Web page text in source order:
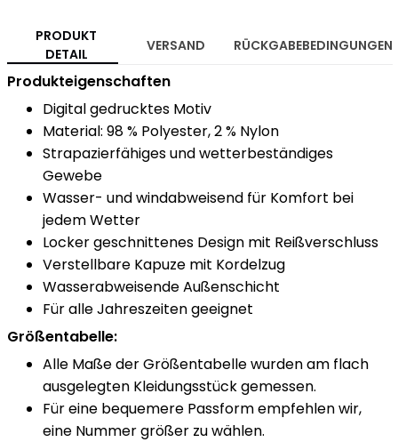
PRODUKT
DETAIL
VERSAND RÜCKGABEBEDINGUNGEN
Produkteigenschaften
Digital gedrucktes Motiv
Material: 98 % Polyester, 2 % Nylon
Strapazierfähiges und wetterbeständiges
Gewebe
Wasser- und windabweisend für Komfort bei
jedem Wetter
Locker geschnittenes Design mit Reißverschluss
Verstellbare Kapuze mit Kordelzug
Wasserabweisende Außenschicht
Für alle Jahreszeiten geeignet
Größentabelle:
Alle Maße der Größentabelle wurden am flach
ausgelegten Kleidungsstück gemessen.
Für eine bequemere Passform empfehlen wir,
eine Nummer größer zu wählen.